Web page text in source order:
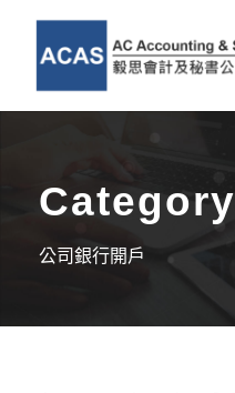
Category
公司銀行開戶